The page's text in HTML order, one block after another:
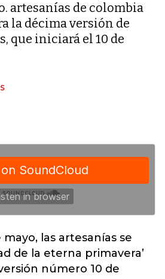
artesanías de colombia
la décima versión de
que iniciará el 10 de
las artesanías se
de la eterna primavera’
número 10 de